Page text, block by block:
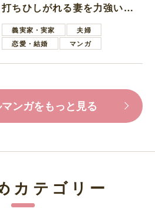
打ちひしがれる妻を力強い言
葉で励ます夫
義実家・実家
夫婦
恋愛・結婚
マンガ
ンガをもっと見る
カテゴリー